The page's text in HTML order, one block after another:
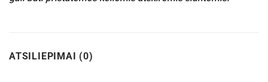
ATSILIEPIMAI (0)